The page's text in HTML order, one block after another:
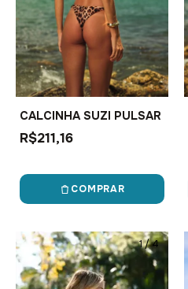
CALCINHA SUZI PULSAR
R$211,16
COMPRAR
1/4